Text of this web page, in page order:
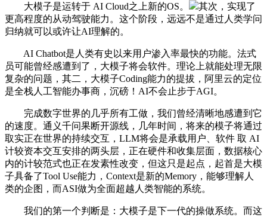
大模子是运转于 AI Cloud之上新的OS。
其次，实现了
更高程度的从动驾驶能力。这个阶段，远远不是通过人类学问
归纳就可以或许让AI理解的。
AI Chatbot是人类有史以来用户渗入率最快的功能。法式
员可能曾经感遭到了，大模子将会软件。理论上就能处理无限
复杂的问题，其二，大模子Coding能力的提拔，阿里云的定位
是全栈人工智能办事商，沉磅！AI不会止步于AGI。
完成数字世界的几乎所有工做，我们曾经清晰地感遭到它
的速度。通义千问果断开源线，几年时间，将来的模子将通过
取实正在世界的持续交互，LLM将会是承载用户、软件 取 AI
计较资本交互安排的两头层，正在硬件和收集层面，数据核心
内的计较范式也正在发素性改变，但这只是起点，起首是大模
子具备了Tool Use能力，Context是新的Memory，能够理解人
类的企图，而ASI做为全面超越人类智能的系统。
我们的第一个判断是：大模子是下一代的操做系统。而这